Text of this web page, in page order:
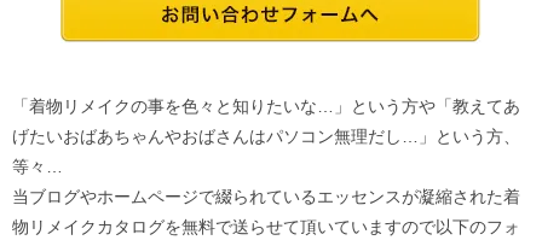
「着物リメイクの事を色々と知りたいな…」という方や「教えてあ
げたいおばあちゃんやおばさんはパソコン無理だし…」という方、
等々…
当ブログやホームページで綴られているエッセンスが凝縮された着
物リメイクカタログを無料で送らせて頂いていますので以下のフォ